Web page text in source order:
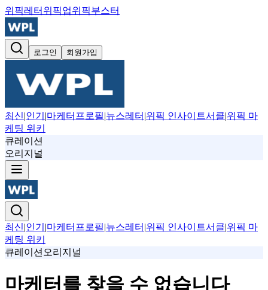
위픽레터 위픽업위픽부스터
로그인 회원가입
최신|인기 |마케터프로필|뉴스레터 |위픽 인사이트서클|위픽 마
케팅 위키
큐레이션
오리지널
최신|인기 |마케터프로필|뉴스레터 |위픽 인사이트서클|위픽 마
케팅 위키
큐레이션 오리지널
마케터를 찾을 수 없습니다